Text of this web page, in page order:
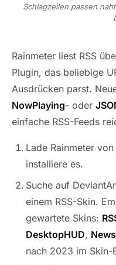
Schlagzeilen passen
Rainmeter liest RSS
Plugin, das beliebige
Ausdrücken parst.
NowPlaying- oder
einfache RSS-Feeds
Lade Rainmeter von
installiere es.
Suche auf
einem RSS-Skin.
gewartete Skins:
DesktopHUD,
nach 2023 im Skin-